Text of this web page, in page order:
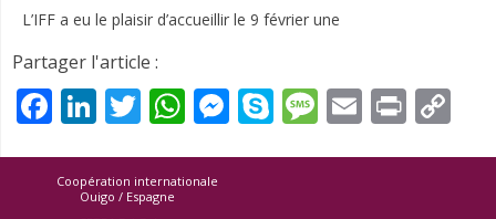
L’IFF a eu le plaisir d’accueillir le 9 février une
Partager l'article :
Facebook
LinkedIn
Twitter
WhatsApp
Messenger
SkypeMessage
Email
Print
Coopération internationale
Ouigo / Espagne